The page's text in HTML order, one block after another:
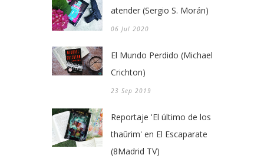
atender (Sergio S. Morán)
06 Jul 2020
El Mundo Perdido (Michael
Crichton)
23 Sep 2019
Reportaje 'El último de los
thaûrim' en El Escaparate
(8Madrid TV)